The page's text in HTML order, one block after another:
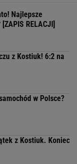
Najlepsze
RELACJI]
z Kostiuk! 6:2 na
w Polsce?
z Kostiuk. Koniec